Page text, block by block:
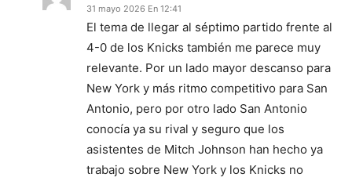
31 mayo 2026 En 12:41
El tema de llegar al séptimo partido frente al
4-0 de los Knicks también me parece muy
relevante. Por un lado mayor descanso para
New York y más ritmo competitivo para San
Antonio, pero por otro lado San Antonio
conocía ya su rival y seguro que los
asistentes de Mitch Johnson han hecho ya
trabajo sobre New York y los Knicks no